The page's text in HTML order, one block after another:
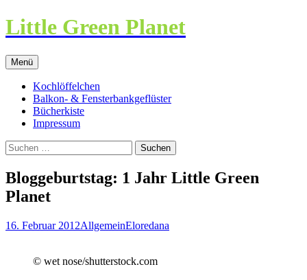
Little Green Planet
Menü Zum
Inhalt
springen
Kochlöffelchen
Balkon- & Fensterbankgeflüster
Bücherkiste
Impressum
Suchen
nach:
Bloggeburtstag: 1 Jahr Little Green
Planet
16. Februar 2012AllgemeinEloredana
© wet nose/shutterstock.com